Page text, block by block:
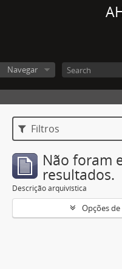
Navegar
Filtros
Não foram
resultados.
Descrição arquivística
Opções